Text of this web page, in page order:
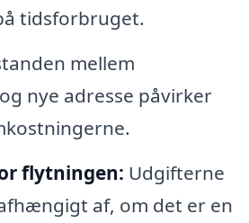
tidsforbruget.
mellem
nye adresse påvirker
flytningen: Udgifterne
af, om det er en